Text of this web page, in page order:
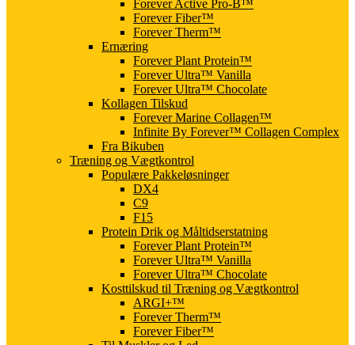
Forever Active Pro-B™
Forever Fiber™
Forever Therm™
Ernæring
Forever Plant Protein™
Forever Ultra™ Vanilla
Forever Ultra™ Chocolate
Kollagen Tilskud
Forever Marine Collagen™
Infinite By Forever™ Collagen Complex
Fra Bikuben
Træning og Vægtkontrol
Populære Pakkeløsninger
DX4
C9
F15
Protein Drik og Måltidserstatning
Forever Plant Protein™
Forever Ultra™ Vanilla
Forever Ultra™ Chocolate
Kosttilskud til Træning og Vægtkontrol
ARGI+™
Forever Therm™
Forever Fiber™